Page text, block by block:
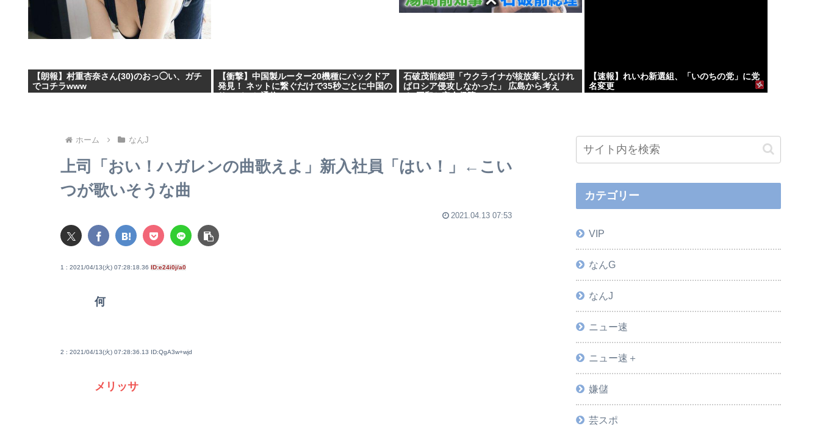
【朗報】村重杏奈さん(30)のおっ◯い、ガチ
でコチラwww
【衝撃】中国製ルーター20機種にバックドア
発見！ ネットに繋ぐだけで35秒ごとに中国の
石破茂前総理「ウクライナが核放棄しなけれ
ばロシア侵攻しなかった」 広島から考え
【速報】れいわ新選組、「いのちの党」に党
名変更
ホーム なんJ
上司「おい！ハガレンの曲歌えよ」新入社員「はい！」←こい
つが歌いそうな曲
2021.04.13 07:53
1 : 2021/04/13(火) 07:28:18.36 ID:e24i0j/a0
何
2 : 2021/04/13(火) 07:28:36.13 ID:QgA3w+wjd
メリッサ
カテゴリー
VIP
なんG
なんJ
ニュー速
ニュー速＋
嫌儲
芸スポ